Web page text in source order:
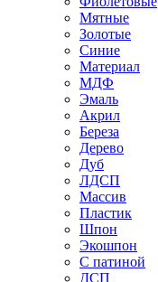
Мятные
Золотые
Синие
Материал
МДФ
Эмаль
Акрил
Береза
Дерево
Дуб
ЛДСП
Массив
Пластик
Шпон
Экошпон
С патиной
ДСП